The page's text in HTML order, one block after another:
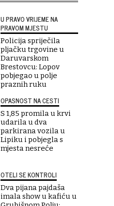
U PRAVO VRIJEME NA
PRAVOM MJESTU
Policija spriječila
pljačku trgovine u
Daruvarskom
Brestovcu: Lopov
pobjegao u polje
praznih ruku
OPASNOST NA CESTI
S 1,85 promila u krvi
udarila u dva
parkirana vozila u
Lipiku i pobjegla s
mjesta nesreće
OTELI SE KONTROLI
Dva pijana pajdaša
imala show u kafiću u